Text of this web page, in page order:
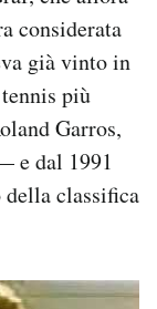
considerata
già vinto in
più
Garros,
e dal 1991
della classifica